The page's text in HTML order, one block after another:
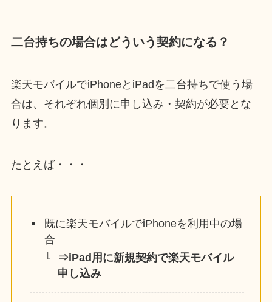
二台持ちの場合はどういう契約になる？
楽天モバイルでiPhoneとiPadを二台持ちで使う場
合は、それぞれ個別に申し込み・契約が必要とな
ります。
たとえば・・・
既に楽天モバイルでiPhoneを利用中の場
合
⇒iPad用に新規契約で楽天モバイル
申し込み